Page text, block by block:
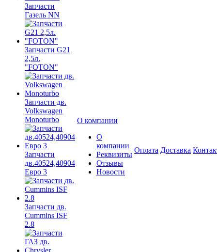
Запчасти
Газель NN
Запчасти G21
2,5л.
"FOTON"
Запчасти дв.
Volkswagen
Monoturbo
Запчасти
дв.40524,40904
Евро 3
Запчасти дв.
Cummins ISF
2.8
О компании
О
компании
Реквизиты
Отзывы
Новости
Оплата Доставка